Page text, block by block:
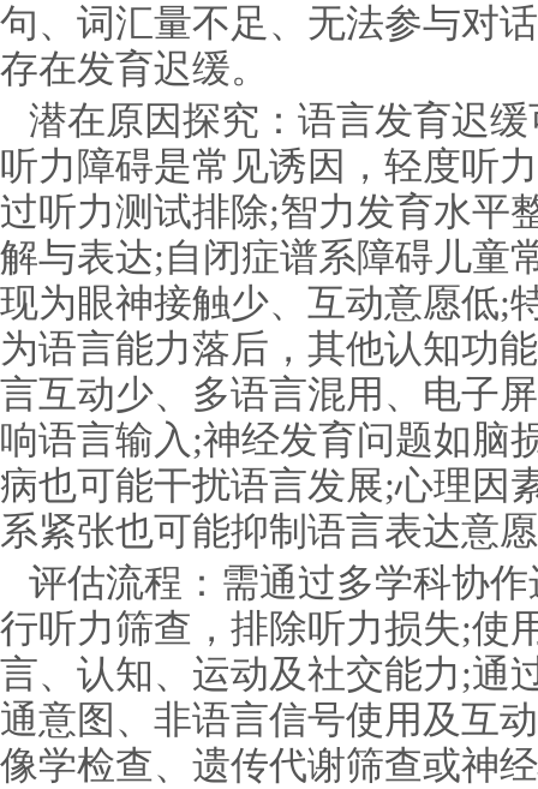
句、词汇量不足、无法参与对
存在发育迟缓。
潜在原因探究：语言发育迟
听力障碍是常见诱因，轻度听
过听力测试排除;智力发育水平
解与表达;自闭症谱系障碍儿童
现为眼神接触少、互动意愿低;
为语言能力落后，其他认知功
言互动少、多语言混用、电子
响语言输入;神经发育问题如脑
病也可能干扰语言发展;心理因
系紧张也可能抑制语言表达意
评估流程：需通过多学科协
行听力筛查，排除听力损失;使
言、认知、运动及社交能力;通
通意图、非语言信号使用及互
像学检查、遗传代谢筛查或神